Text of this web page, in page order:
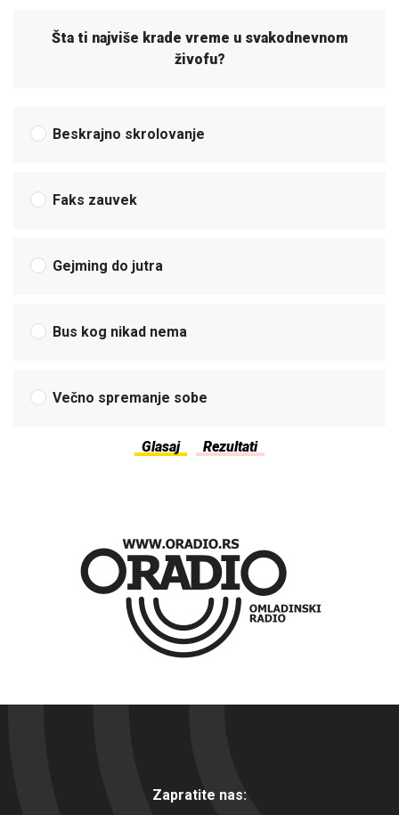
Šta ti najviše krade vreme u svakodnevnom
živofu?
Beskrajno skrolovanje
Faks zauvek
Gejming do jutra
Bus kog nikad nema
Večno spremanje sobe
Zapratite nas: